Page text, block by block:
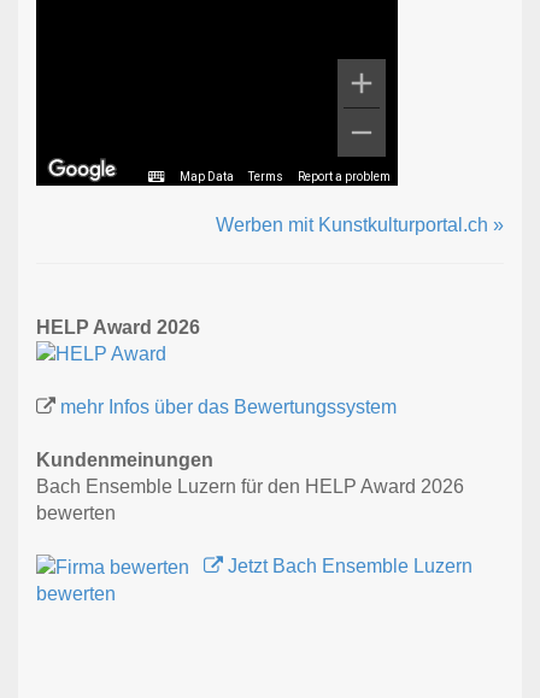
Map Data Terms Report a problem
Werben mit Kunstkulturportal.ch »
HELP Award 2026
mehr Infos über das Bewertungssystem
Kundenmeinungen
Bach Ensemble Luzern für den HELP Award 2026
bewerten
Jetzt Bach Ensemble Luzern
bewerten